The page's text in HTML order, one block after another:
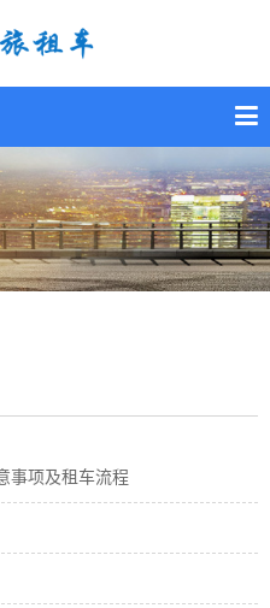
事项及租车流程